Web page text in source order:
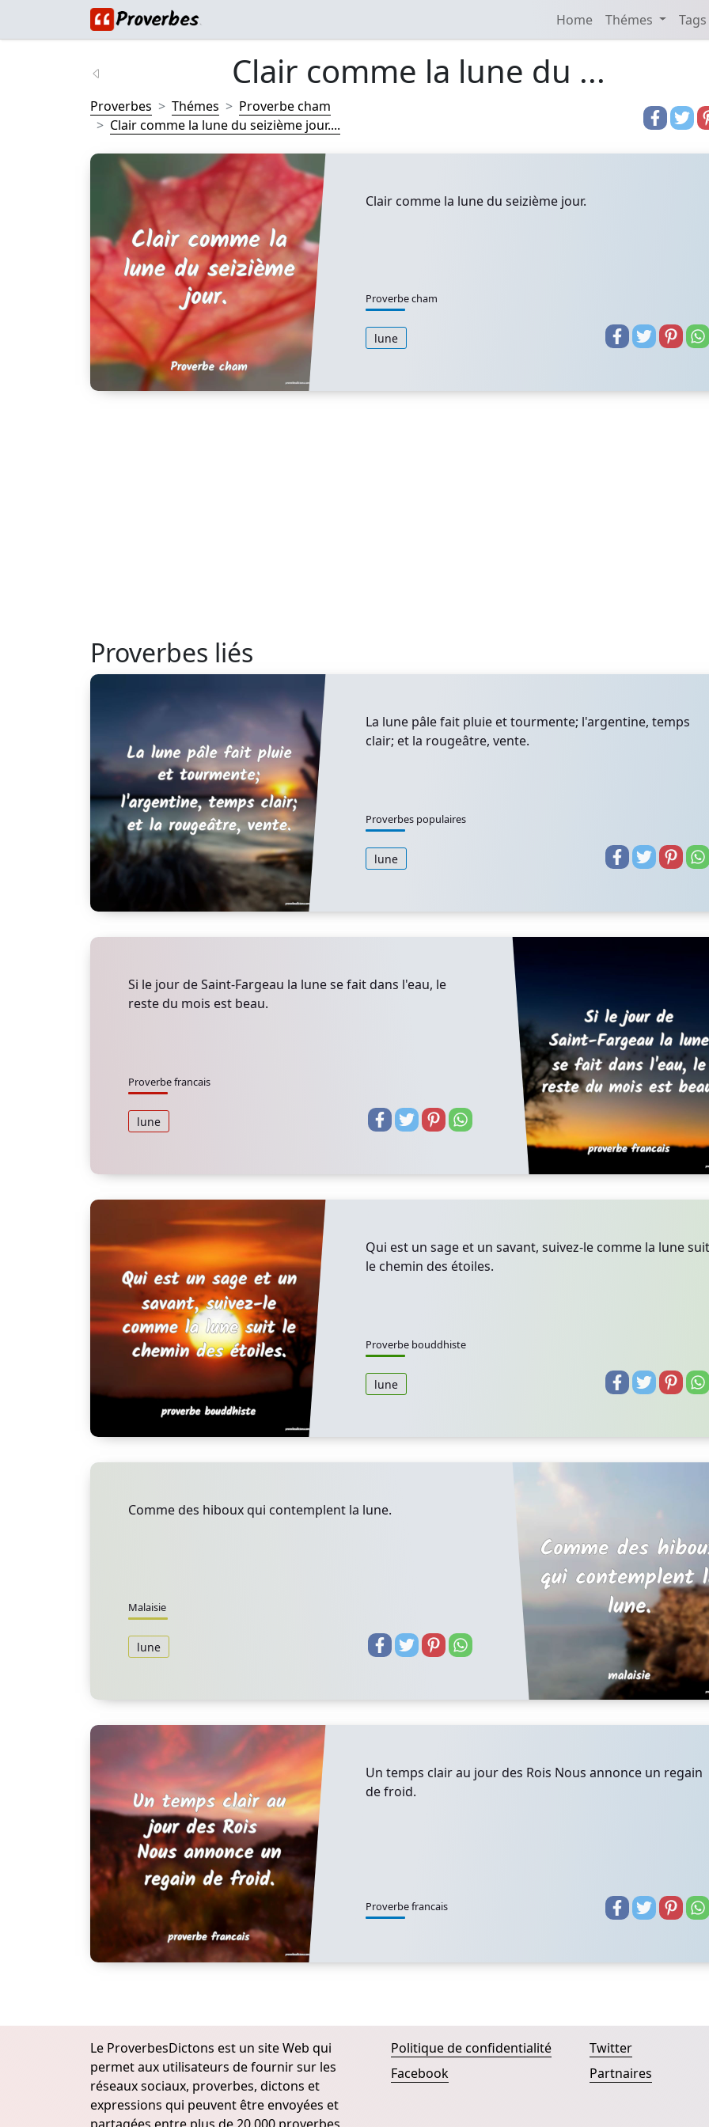
Home Thémes
Clair comme la lune du ...
Proverbes Thémes
Proverbe cham
Clair comme la lune du seizième jour....
Clair comme la lune du seizième jour.
Proverbe cham
lune
Proverbes liés
La lune pâle fait pluie et tourmente; l'argentine, temps
clair; et la rougeâtre, vente.
Proverbes populaires
lune
Si le jour de Saint-Fargeau la lune se fait dans l'eau, le
reste du mois est beau.
Proverbe francais
lune
Qui est un sage et un savant, suivez-le comme la lune suit
le chemin des étoiles.
Proverbe bouddhiste
lune
Comme des hiboux qui contemplent la lune.
Malaisie
lune
Un temps clair au jour des Rois Nous annonce un regain
de froid.
Proverbe francais
Le ProverbesDictons est un site Web qui
permet aux utilisateurs de fournir sur les
réseaux sociaux, proverbes, dictons et
expressions qui peuvent être envoyées et
Politique de confidentialité
Facebook
Twitter
Partnaires